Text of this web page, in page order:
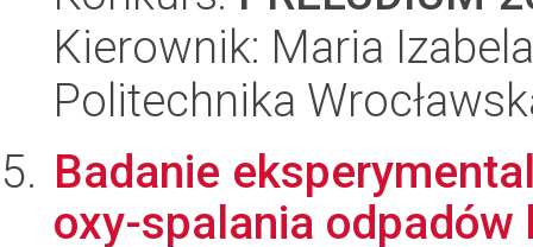
Kierownik: Maria
Politechnika
Badanie
oxy-spalania